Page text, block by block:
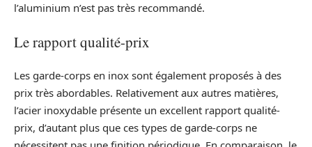
l’aluminium n’est pas très recommandé.
Le rapport qualité-prix
Les garde-corps en inox sont également proposés à des
prix très abordables. Relativement aux autres matières,
l’acier inoxydable présente un excellent rapport qualité-
prix, d’autant plus que ces types de garde-corps ne